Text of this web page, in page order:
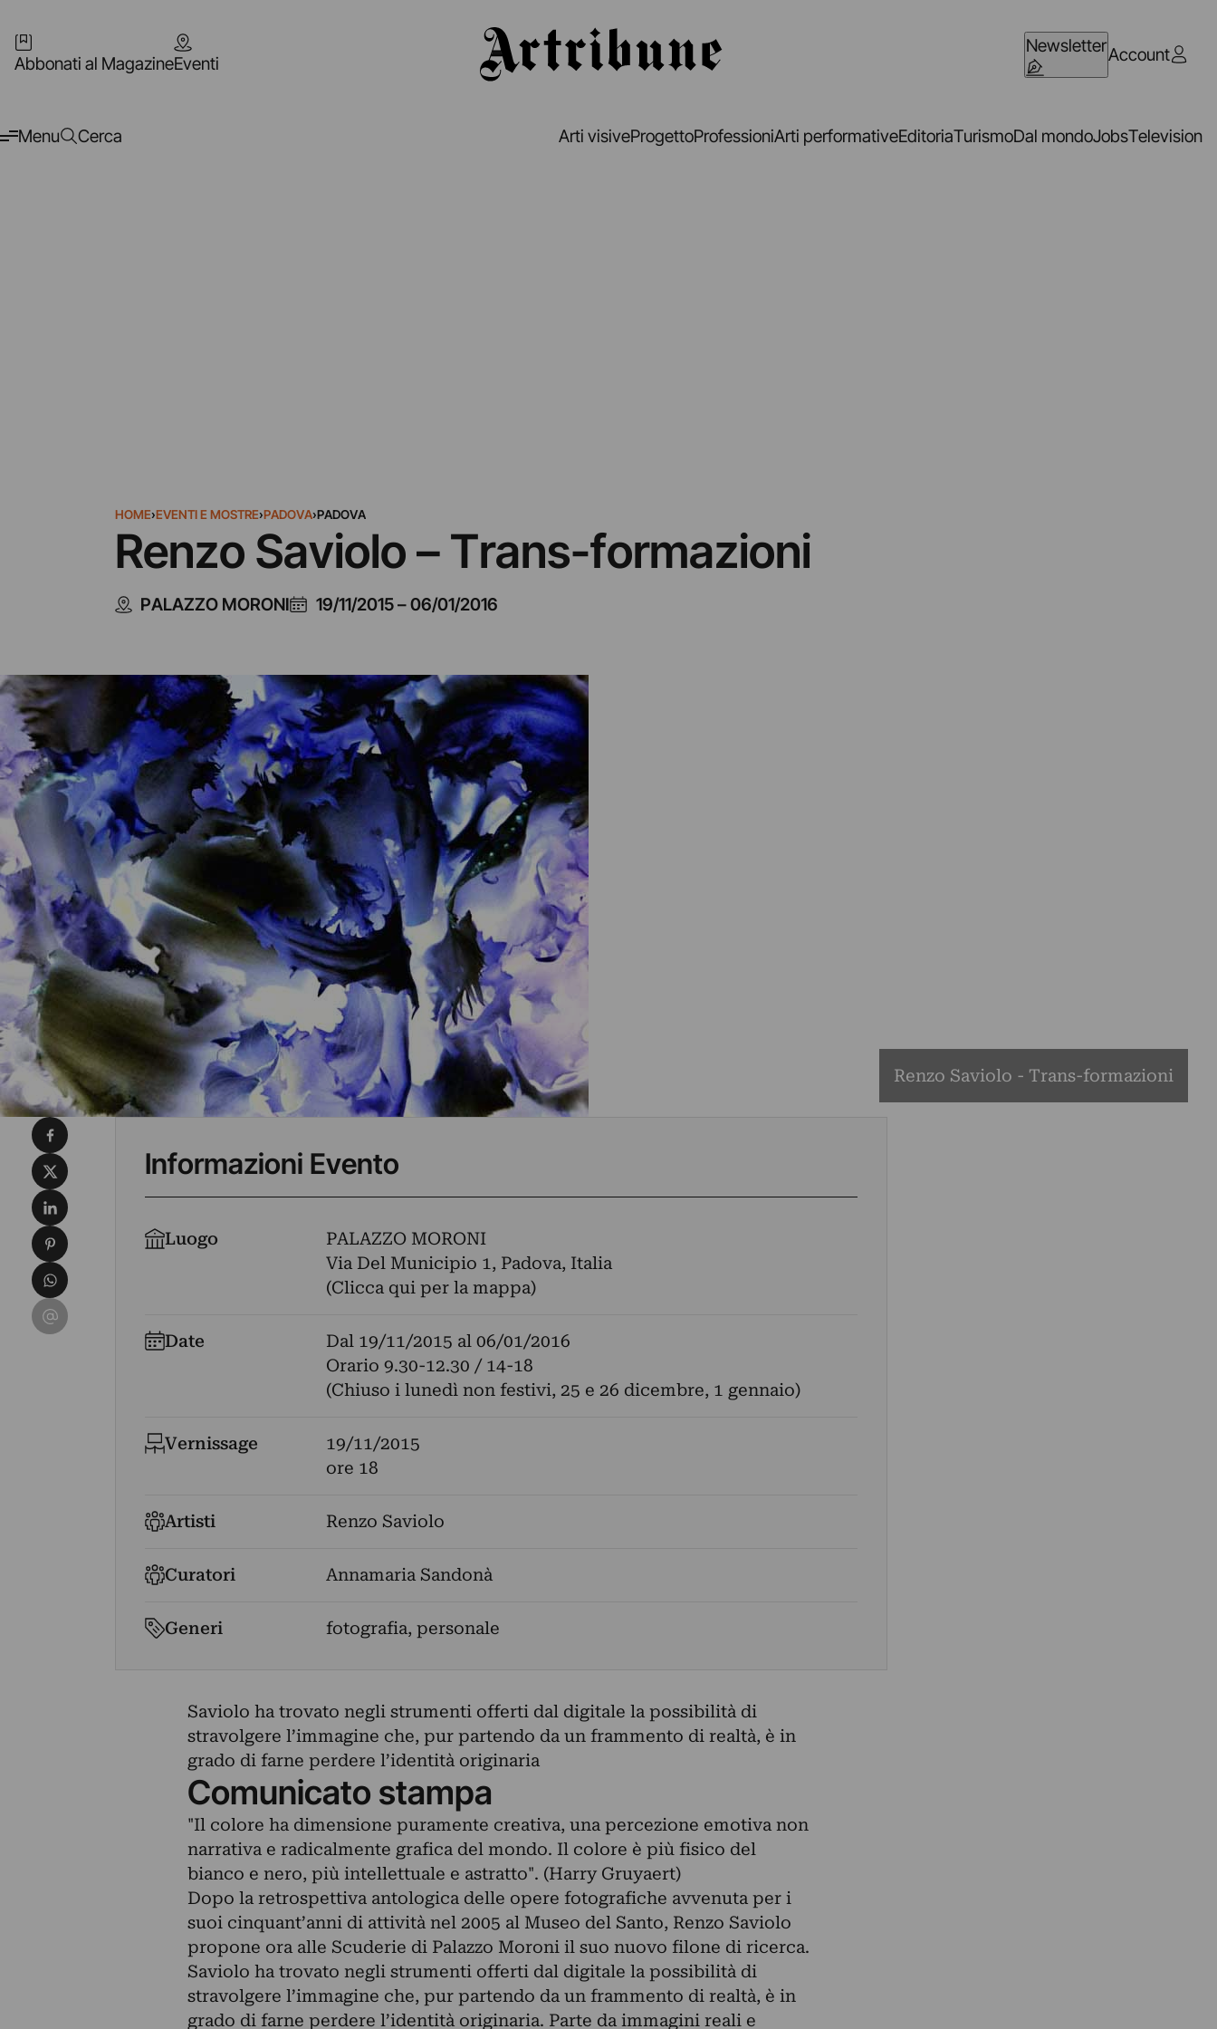
Abbonati al MagazineEventi
NewsletterAccount
Menu Cerca Arti visiveProgettoProfessioniArti performativeEditoriaTurismoDal mondoJobsTelevision
HOME›EVENTI E MOSTRE›PADOVA›PADOVA
Renzo Saviolo – Trans-formazioni
PALAZZO MORONI 19/11/2015–06/01/2016
Renzo Saviolo - Trans-formazioni
Informazioni Evento
Luogo
PALAZZO MORONI
Via Del Municipio 1, Padova, Italia
(Clicca qui per la mappa)
Date Dal 19/11/2015 al 06/01/2016
Orario 9.30-12.30 / 14-18
(Chiuso i lunedì non festivi, 25 e 26 dicembre, 1 gennaio)
Vernissage
19/11/2015
ore 18
Artisti Renzo Saviolo
Curatori Annamaria Sandonà
Generi fotografia, personale
Saviolo ha trovato negli strumenti offerti dal digitale la possibilità di
stravolgere l’immagine che, pur partendo da un frammento di realtà, è in
grado di farne perdere l’identità originaria
Comunicato stampa
"Il colore ha dimensione puramente creativa, una percezione emotiva non
narrativa e radicalmente grafica del mondo. Il colore è più fisico del
bianco e nero, più intellettuale e astratto". (Harry Gruyaert)
Dopo la retrospettiva antologica delle opere fotografiche avvenuta per i
suoi cinquant’anni di attività nel 2005 al Museo del Santo, Renzo Saviolo
propone ora alle Scuderie di Palazzo Moroni il suo nuovo filone di ricerca.
Saviolo ha trovato negli strumenti offerti dal digitale la possibilità di
stravolgere l’immagine che, pur partendo da un frammento di realtà, è in
grado di farne perdere l’identità originaria. Parte da immagini reali e
Condividi su Facebook
Condividi su X
Condividi su LinkedIn
Condividi su Pinterest
Condividi su WhatsApp
Condividi su Email